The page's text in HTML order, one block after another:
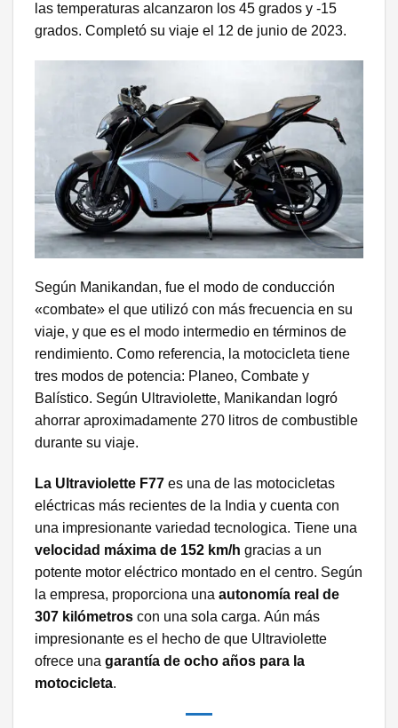
las temperaturas alcanzaron los 45 grados y -15
grados. Completó su viaje el 12 de junio de 2023.
Según Manikandan, fue el modo de conducción
«combate» el que utilizó con más frecuencia en su
viaje, y que es el modo intermedio en términos de
rendimiento. Como referencia, la motocicleta tiene
tres modos de potencia: Planeo, Combate y
Balístico. Según Ultraviolette, Manikandan logró
ahorrar aproximadamente 270 litros de combustible
durante su viaje.
La Ultraviolette F77 es una de las motocicletas
eléctricas más recientes de la India y cuenta con
una impresionante variedad tecnologica. Tiene una
velocidad máxima de 152 km/h gracias a un
potente motor eléctrico montado en el centro. Según
la empresa, proporciona una autonomía real de
307 kilómetros con una sola carga. Aún más
impresionante es el hecho de que Ultraviolette
ofrece una garantía de ocho años para la
motocicleta.